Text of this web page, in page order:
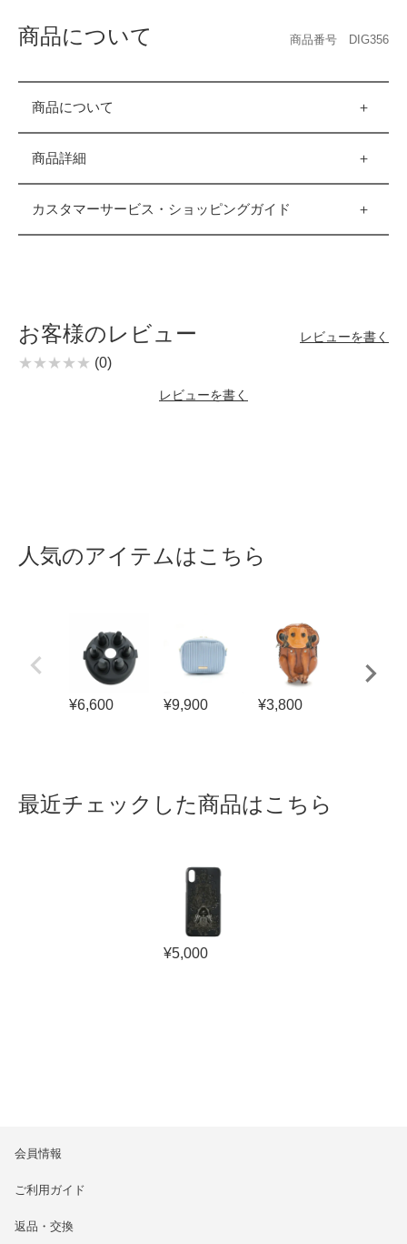
商品について 商品番号 DIG356
商品について
商品詳細
カスタマーサービス・ショッピングガイド
お客様のレビュー レビューを書く
(0)
レビューを書く
人気のアイテムはこちら
¥6,600 ¥9,900 ¥3,800
最近チェックした商品はこちら
¥5,000
会員情報
ご利用ガイド
返品・交換